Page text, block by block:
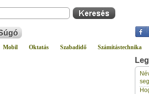
Mobil Oktatás Szabadidő Számítástechnika
3